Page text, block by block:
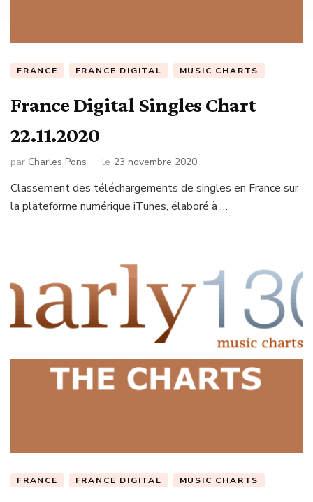
FRANCE FRANCE DIGITAL MUSIC CHARTS
France Digital Singles Chart
22.11.2020
par Charles Pons le 23 novembre 2020
Classement des téléchargements de singles en France sur
la plateforme numérique iTunes, élaboré à …
FRANCE FRANCE DIGITAL MUSIC CHARTS